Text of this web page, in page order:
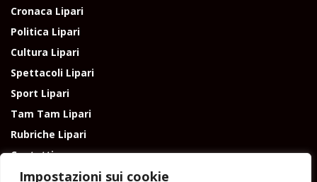
Impostazioni sui cookie
Cronaca Lipari
Politica Lipari
Cultura Lipari
Spettacoli Lipari
Sport Lipari
Tam Tam Lipari
Rubriche Lipari
Contatti